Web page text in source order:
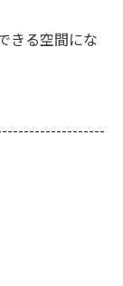
きる空間にな